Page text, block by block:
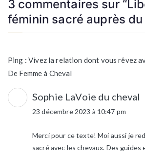
3 commentaires sur “
féminin sacré auprès
Ping :Vivez la relation dont vous rêvez
De Femme à Cheval
Sophie LaVoie du cheval
23 décembre 2023 à 10:47 pm
Merci pour ce texte! Moi aussi je
sacré avec les chevaux. Des